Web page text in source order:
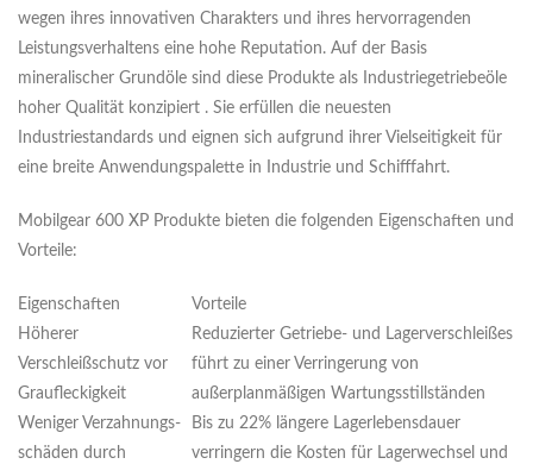
wegen ihres innovativen Charakters und ihres hervorragenden
Leistungsverhaltens eine hohe Reputation. Auf der Basis
mineralischer Grundöle sind diese Produkte als Industriegetriebeöle
hoher Qualität konzipiert . Sie erfüllen die neuesten
Industriestandards und eignen sich aufgrund ihrer Vielseitigkeit für
eine breite Anwendungspalette in Industrie und Schifffahrt.
Mobilgear 600 XP Produkte bieten die folgenden Eigenschaften und
Vorteile:
Eigenschaften
Vorteile
Höherer
Verschleißschutz vor
Graufleckigkeit
Reduzierter Getriebe- und Lagerverschleißes
führt zu einer Verringerung von
außerplanmäßigen Wartungsstillständen
Weniger Verzahnungs-
schäden durch
Bis zu 22% längere Lagerlebensdauer
verringern die Kosten für Lagerwechsel und